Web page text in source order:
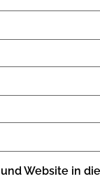
Website in